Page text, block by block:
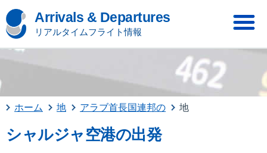
Arrivals & Departures
リアルタイムフライト情報
ホーム 地 アラブ首長国連邦の 地
シャルジャ空港の出発